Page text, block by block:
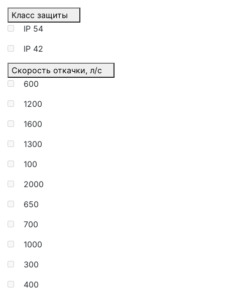
Класс защиты
IP 54
IP 42
Скорость откачки, л/с
600
1200
1600
1300
100
2000
650
700
1000
300
400